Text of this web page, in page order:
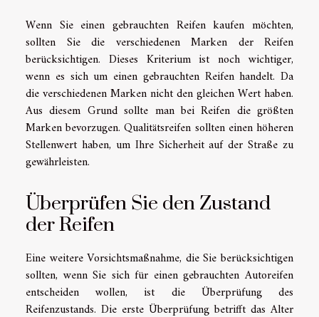
Wenn Sie einen gebrauchten Reifen kaufen möchten,
sollten Sie die verschiedenen Marken der Reifen
berücksichtigen. Dieses Kriterium ist noch wichtiger,
wenn es sich um einen gebrauchten Reifen handelt. Da
die verschiedenen Marken nicht den gleichen Wert haben.
Aus diesem Grund sollte man bei Reifen die größten
Marken bevorzugen. Qualitätsreifen sollten einen höheren
Stellenwert haben, um Ihre Sicherheit auf der Straße zu
gewährleisten.
Überprüfen Sie den Zustand
der Reifen
Eine weitere Vorsichtsmaßnahme, die Sie berücksichtigen
sollten, wenn Sie sich für einen gebrauchten Autoreifen
entscheiden wollen, ist die Überprüfung des
Reifenzustands. Die erste Überprüfung betrifft das Alter